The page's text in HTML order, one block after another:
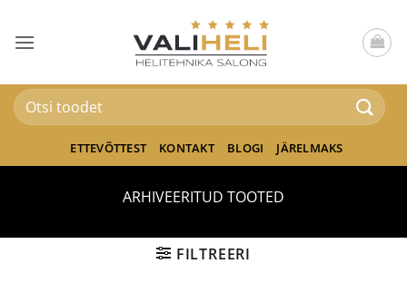
content
Otsi:
ETTEVÕTTEST KONTAKT BLOGI JÄRELMAKS
ARHIVEERITUD TOOTED
FILTREERI